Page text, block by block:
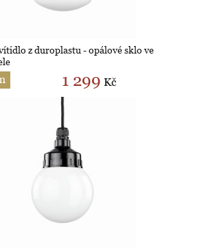
z duroplastu - opálové sklo ve
1 299 Kč